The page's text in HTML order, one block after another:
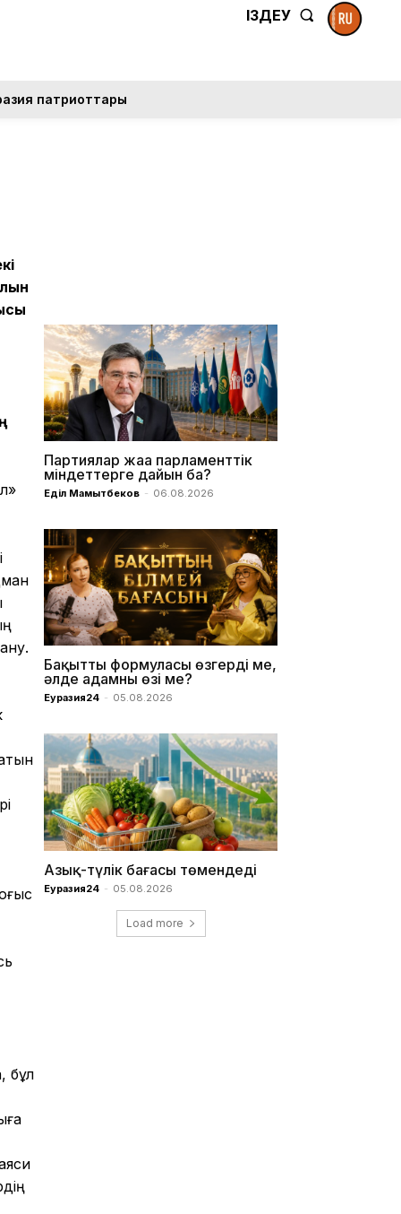
ІЗДЕУ
патриоттары
бұл
Партиялар жаңа парламенттік
міндеттерге дайын ба?
Еділ Мамытбеков - 06.08.2026
Бақыттың формуласы өзгерді ме,
әлде адамның өзі ме?
Еуразия24 - 05.08.2026
Азық-түлік бағасы төмендеді
Еуразия24 - 05.08.2026
Load more